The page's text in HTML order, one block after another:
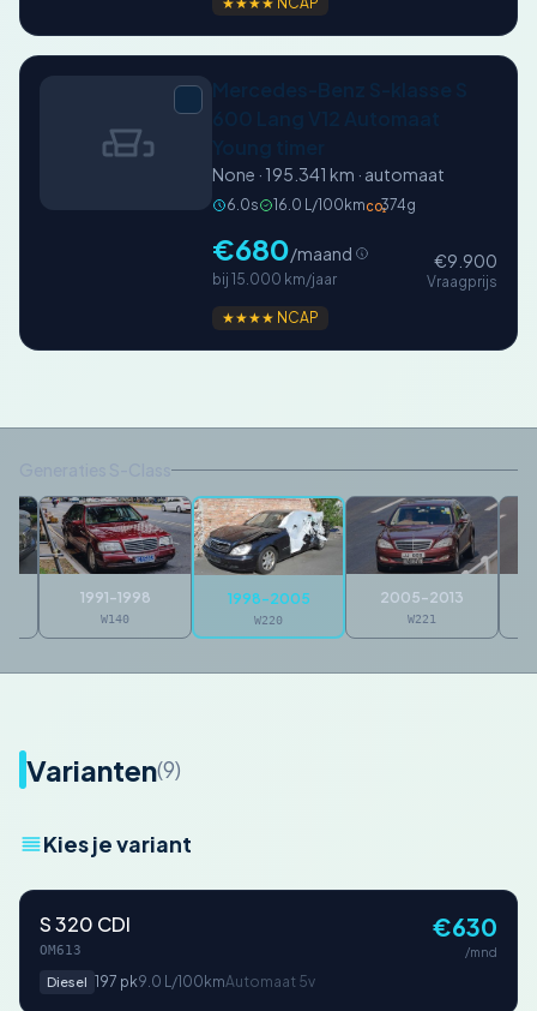
None · 195.341 km · automaat
6.0s 16.0 L/100kmCO₂374g
€680/maand
bij 15.000 km/jaar
€9.900
Vraagprijs
★★★★ NCAP
1991-1998
W140
1998-2005
W220
2005-2013
W221
Varianten(9)
Kies je variant
S 320 CDI
OM613
Diesel 197 pk9.0 L/100kmAutomaat 5v
€630
/mnd